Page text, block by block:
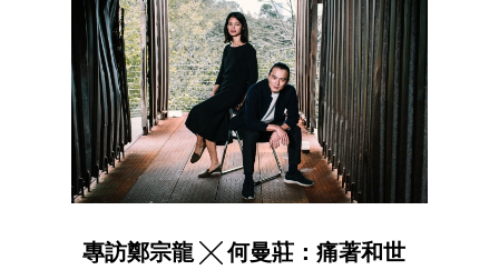
專訪鄭宗龍 ╳ 何曼莊：痛著和世